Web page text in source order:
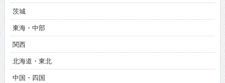
茨城
東海・中部
関西
北海道・東北
中国・四国